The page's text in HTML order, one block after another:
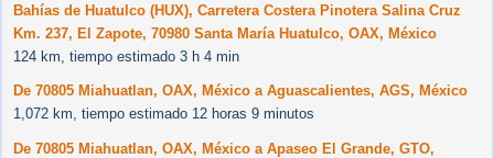
Bahías de Huatulco (HUX), Carretera Costera Pinotera Salina Cruz
Km. 237, El Zapote, 70980 Santa María Huatulco, OAX, México
124 km, tiempo estimado 3 h 4 min
De 70805 Miahuatlan, OAX, México a Aguascalientes, AGS, México
1,072 km, tiempo estimado 12 horas 9 minutos
De 70805 Miahuatlan, OAX, México a Apaseo El Grande, GTO,